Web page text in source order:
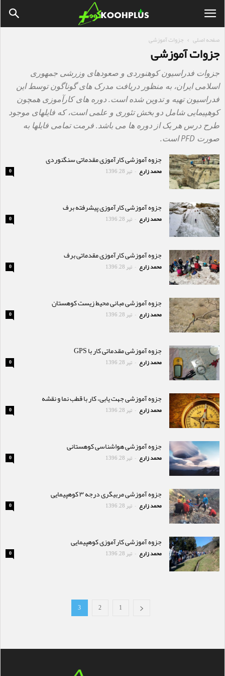
صفحه اصلی جزوات آموزشی
جزوات آموزشی
جزوات فدراسیون کوهنوردی و صعودهای وزرشی جمهوری
اسلامی ایران، به منظور دریافت مدرک های گوناگون توسط این
فدراسیون تهیه و تدوین شده است. دوره های کارآموزی همچون
کوهپیمایی شامل دو بخش تئوری و علمی است، که فایلهای موجود
طرح درس هر یک از دوره ها می باشد. فرمت تمامی فایلها به
صورت PFD است.
جزوه آموزشی کارآموزی مقدماتی سنگنوردی
محمد زارع - تیر 28, 1396 0
جزوه آموزشی کارآموزی پیشرفته برف
محمد زارع - تیر 28, 1396 0
جزوه آموزشی کارآموزی مقدماتی برف
محمد زارع - تیر 28, 1396 0
جزوه آموزشی مبانی محیط زیست کوهستان
محمد زارع - تیر 28, 1396 0
جزوه آموزشی مقدماتی کار با GPS
محمد زارع - تیر 28, 1396 0
جزوه آموزشی جهت یابی، کار با قطب نما و نقشه
محمد زارع - تیر 28, 1396 0
جزوه آموزشی هواشناسی کوهستانی
محمد زارع - تیر 28, 1396 0
جزوه آموزشی مربیگری درجه ۳ کوهپیمایی
محمد زارع - تیر 28, 1396 0
جزوه آموزشی کارآموزی کوهپیمایی
محمد زارع - تیر 28, 1396 0
1
2
3